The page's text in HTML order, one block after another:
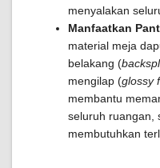
menyalakan
Manfaatkan
material meja
belakang (
mengilap (glossy
membantu
seluruh ruangan,
membutuhkan